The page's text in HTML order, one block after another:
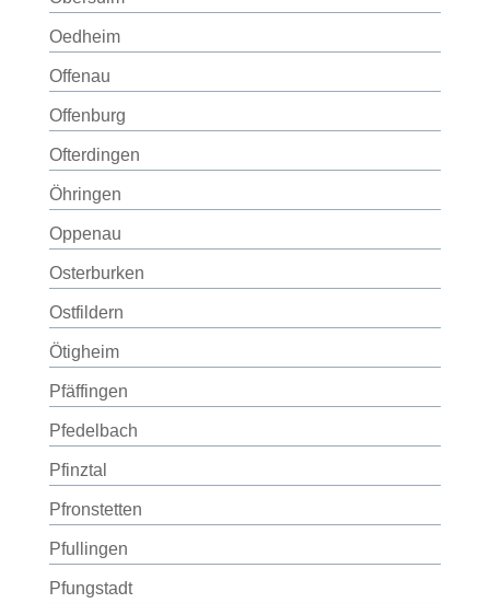
Oedheim
Offenau
Offenburg
Ofterdingen
Öhringen
Oppenau
Osterburken
Ostfildern
Ötigheim
Pfäffingen
Pfedelbach
Pfinztal
Pfronstetten
Pfullingen
Pfungstadt